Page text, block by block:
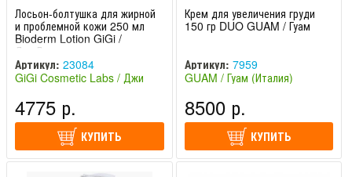
Лосьон-болтушка для жирной
и проблемной кожи 250 мл
Bioderm Lotion GiGi /
ДжиДжи
Артикул: 23084
GiGi Cosmetic Labs / Джи
4775 р.
КУПИТЬ
Крем для увеличения груди
150 гр DUO GUAM / Гуам
Артикул: 7959
GUAM / Гуам (Италия)
8500 р.
КУПИТЬ